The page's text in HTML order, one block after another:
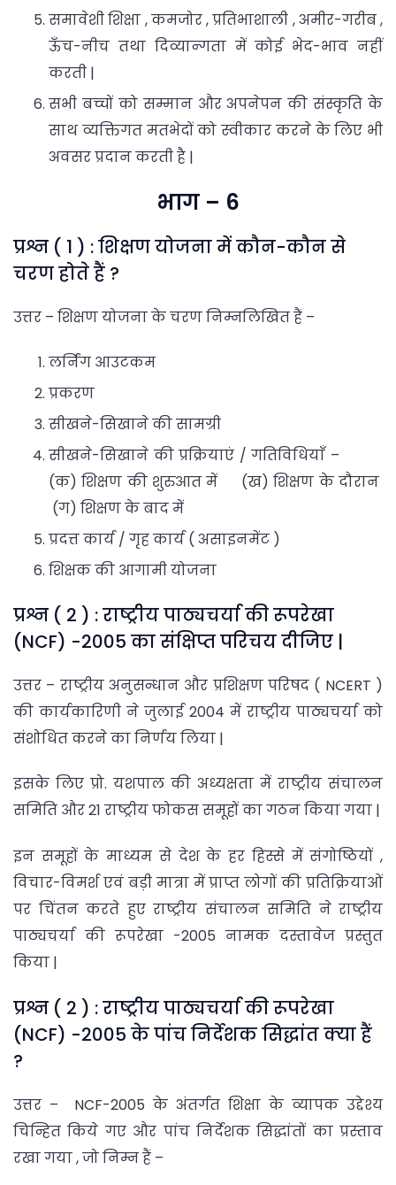
समावेशी शिक्षा , कमजोर , प्रतिभाशाली , अमीर-गरीब ,
ऊँच-नीच तथा दिव्यान्गता में कोई भेद-भाव नहीं
करती |
सभी बच्चों को सम्मान और अपनेपन की संस्कृति के
साथ व्यक्तिगत मतभेदों को स्वीकार करने के लिए भी
अवसर प्रदान करती है |
भाग – 6
प्रश्न ( 1 ) : शिक्षण योजना में कौन-कौन से
चरण होते हैं ?
उत्तर – शिक्षण योजना के चरण निम्नलिखित हैं –
लर्निंग आउटकम
प्रकरण
सीखने-सिखाने की सामग्री
सीखने-सिखाने की प्रक्रियाएं / गतिविधियाँ –
(क) शिक्षण की शुरुआत में (ख) शिक्षण के दौरान
(ग) शिक्षण के बाद में
प्रदत्त कार्य / गृह कार्य ( असाइनमेंट )
शिक्षक की आगामी योजना
प्रश्न ( 2 ) : राष्ट्रीय पाठ्यचर्या की रूपरेखा
(NCF) -2005 का संक्षिप्त परिचय दीजिए |
उत्तर – राष्ट्रीय अनुसन्धान और प्रशिक्षण परिषद ( NCERT )
की कार्यकारिणी ने जुलाई 2004 में राष्ट्रीय पाठ्यचर्या को
संशोधित करने का निर्णय लिया |
इसके लिए प्रो. यशपाल की अध्यक्षता में राष्ट्रीय संचालन
समिति और 21 राष्ट्रीय फोकस समूहों का गठन किया गया |
इन समूहों के माध्यम से देश के हर हिस्से में संगोष्ठियों ,
विचार-विमर्श एवं बड़ी मात्रा में प्राप्त लोगों की प्रतिक्रियाओं
पर चिंतन करते हुए राष्ट्रीय संचालन समिति ने राष्ट्रीय
पाठ्यचर्या की रूपरेखा -2005 नामक दस्तावेज प्रस्तुत
किया |
प्रश्न ( 2 ) : राष्ट्रीय पाठ्यचर्या की रूपरेखा
(NCF) -2005 के पांच निर्देशक सिद्धांत क्या हैं
?
उत्तर – NCF-2005 के अंतर्गत शिक्षा के व्यापक उद्देश्य
चिन्हित किये गए और पांच निर्देशक सिद्धांतों का प्रस्ताव
रखा गया , जो निम्न हैं –